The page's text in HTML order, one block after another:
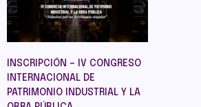
INSCRIPCIÓN – IV CONGRESO
INTERNACIONAL DE
PATRIMONIO INDUSTRIAL Y LA